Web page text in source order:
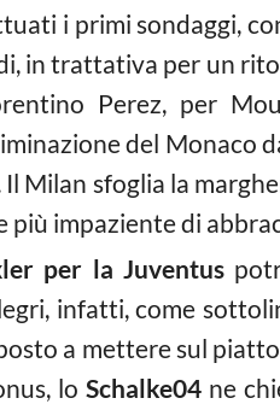
i primi sondaggi,
in trattativa per un
Perez, per
del Monaco
Milan sfoglia la
più impaziente di
per la Juventus
infatti, come
a mettere sul
loSchalke04 ne